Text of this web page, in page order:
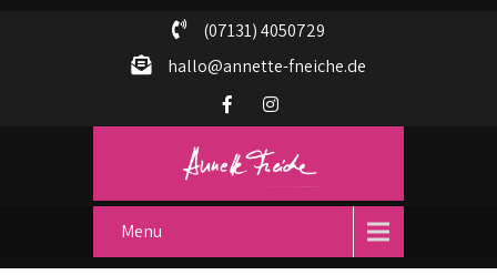
(07131) 4050729
hallo@annette-fneiche.de
Menu